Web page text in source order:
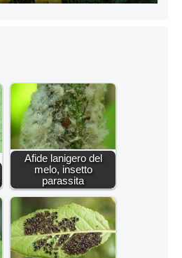
Afide lanigero del
melo, insetto
parassita